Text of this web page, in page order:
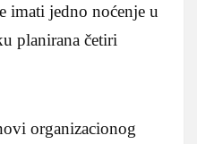
imati jedno noćenje u
planirana četiri
organizacionog